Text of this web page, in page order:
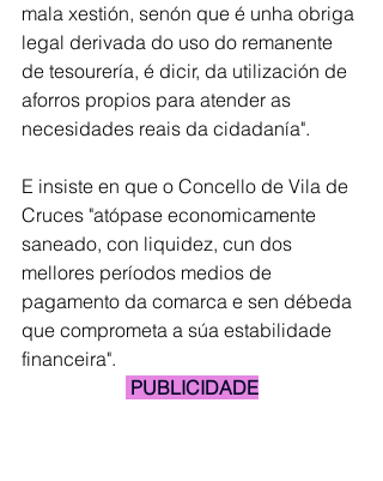
mala xestión, senón que é unha obriga
legal derivada do uso do remanente
de tesourería, é dicir, da utilización de
aforros propios para atender as
necesidades reais da cidadanía".
E insiste en que o Concello de Vila de
Cruces "atópase economicamente
saneado, con liquidez, cun dos
mellores períodos medios de
pagamento da comarca e sen débeda
que comprometa a súa estabilidade
financeira".
PUBLICIDADE